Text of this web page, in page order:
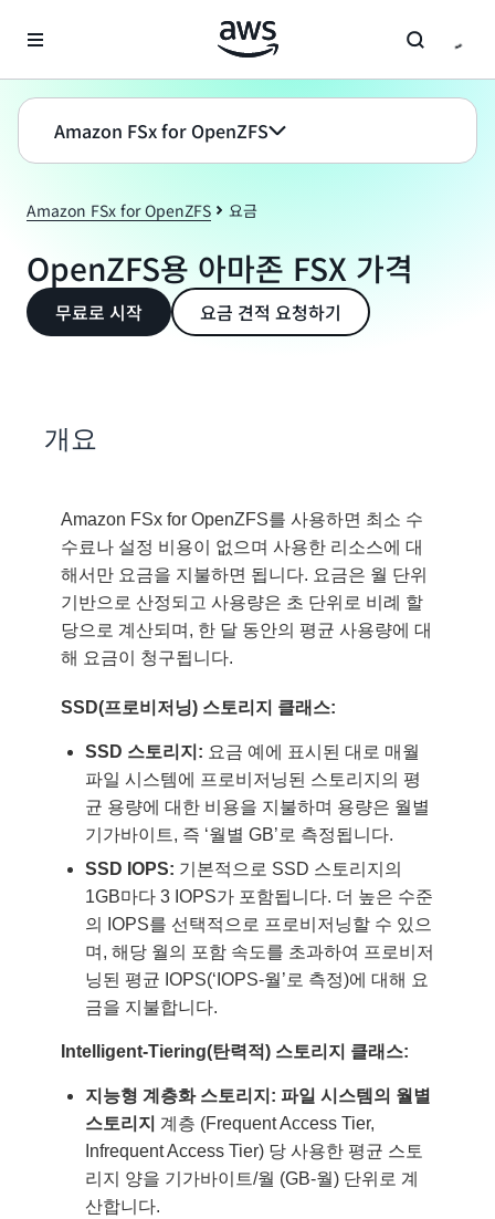
Amazon FSx for OpenZFS
Amazon FSx for OpenZFS 요금
OpenZFS용 아마존 FSX 가격
무료로 시작 요금 견적 요청하기
개요
Amazon FSx for OpenZFS를 사용하면 최소 수
수료나 설정 비용이 없으며 사용한 리소스에 대
해서만 요금을 지불하면 됩니다. 요금은 월 단위
기반으로 산정되고 사용량은 초 단위로 비례 할
당으로 계산되며, 한 달 동안의 평균 사용량에 대
해 요금이 청구됩니다.
SSD(프로비저닝) 스토리지 클래스:
SSD 스토리지: 요금 예에 표시된 대로 매월
파일 시스템에 프로비저닝된 스토리지의 평
균 용량에 대한 비용을 지불하며 용량은 월별
기가바이트, 즉 ‘월별 GB’로 측정됩니다.
SSD IOPS: 기본적으로 SSD 스토리지의
1GB마다 3 IOPS가 포함됩니다. 더 높은 수준
의 IOPS를 선택적으로 프로비저닝할 수 있으
며, 해당 월의 포함 속도를 초과하여 프로비저
닝된 평균 IOPS(‘IOPS-월’로 측정)에 대해 요
금을 지불합니다.
Intelligent-Tiering(탄력적) 스토리지 클래스:
지능형 계층화 스토리지: 파일 시스템의 월별
스토리지 계층 (Frequent Access Tier,
Infrequent Access Tier) 당 사용한 평균 스토
리지 양을 기가바이트/월 (GB-월) 단위로 계
산합니다.